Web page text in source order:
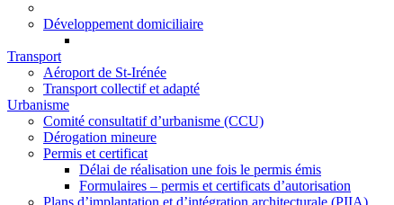
Développement domiciliaire
Transport
Aéroport de St-Irénée
Transport collectif et adapté
Urbanisme
Comité consultatif d’urbanisme (CCU)
Dérogation mineure
Permis et certificat
Délai de réalisation une fois le permis émis
Formulaires – permis et certificats d’autorisation
Plans d’implantation et d’intégration architecturale (PIIA)